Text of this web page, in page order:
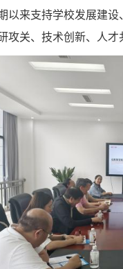
以来支持学校发展建
关、技术创新、人